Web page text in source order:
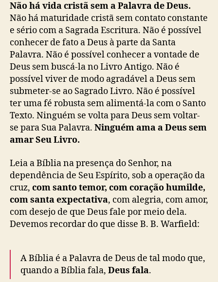
Não há vida cristã sem a Palavra de Deus.
Não há maturidade cristã sem contato constante
e sério com a Sagrada Escritura. Não é possível
conhecer de fato a Deus à parte da Santa
Palavra. Não é possível conhecer a vontade de
Deus sem buscá-la no Livro Antigo. Não é
possível viver de modo agradável a Deus sem
submeter-se ao Sagrado Livro. Não é possível
ter uma fé robusta sem alimentá-la com o Santo
Texto. Ninguém se volta para Deus sem voltar-
se para Sua Palavra. Ninguém ama a Deus sem
amar Seu Livro.
Leia a Bíblia na presença do Senhor, na
dependência de Seu Espírito, sob a operação da
cruz, com santo temor, com coração humilde,
com santa expectativa, com alegria, com amor,
com desejo de que Deus fale por meio dela.
Devemos recordar do que disse B. B. Warfield:
A Bíblia é a Palavra de Deus de tal modo que,
quando a Bíblia fala, Deus fala.